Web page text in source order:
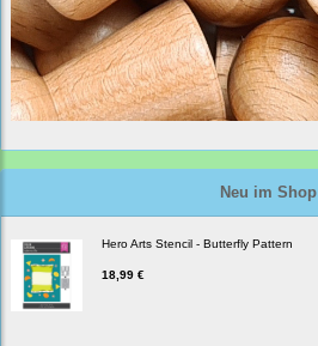
Neu im Shop
Hero Arts Stencil - Butterfly Pattern
18,99 €